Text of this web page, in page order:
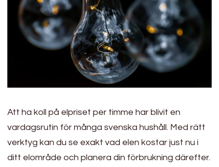
Att ha koll på elpriset per timme har blivit en
vardagsrutin för många svenska hushåll. Med rätt
verktyg kan du se exakt vad elen kostar just nu i
ditt elområde och planera din förbrukning därefter.